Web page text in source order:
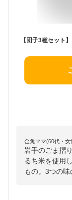
金魚ママ(60代・女
岩手のごま摺
るち米を使用
もの。3つの味